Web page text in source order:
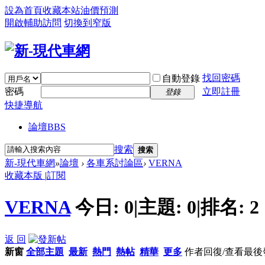
設為首頁收藏本站油價預測
開啟輔助訪問 切換到窄版
自動登錄 找回密碼
密碼
登錄
立即註冊
快捷導航
論壇BBS
搜索 搜索
新-現代車網»論壇 › 各車系討論區› VERNA
收藏本版 |訂閱
VERNA 今日: 0|主題: 0|排名: 2
返 回
新窗 全部主題 最新 熱門 熱帖 精華 更多 作者回復/查看最後